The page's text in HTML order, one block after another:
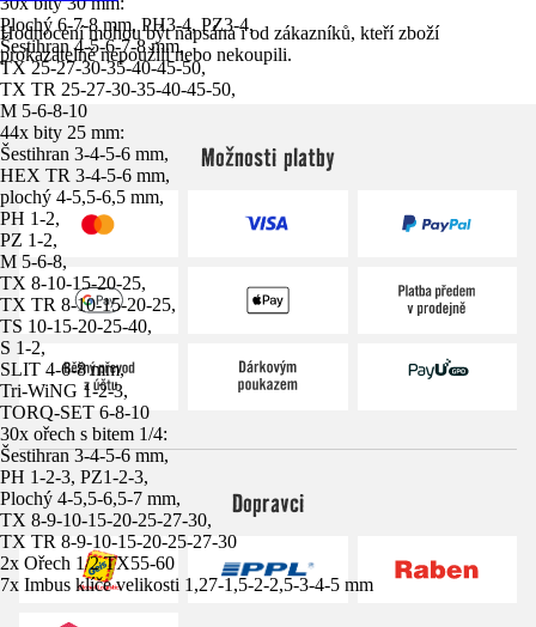
Plochý 6-7-8 mm, PH3-4, PZ3-4,
Šestihran 4-5-6-7-8 mm,
TX 25-27-30-35-40-45-50,
TX TR 25-27-30-35-40-45-50,
M 5-6-8-10
44x bity 25 mm:
Šestihran 3-4-5-6 mm,
HEX TR 3-4-5-6 mm,
plochý 4-5,5-6,5 mm,
PH 1-2,
PZ 1-2,
M 5-6-8,
TX 8-10-15-20-25,
TX TR 8-10-15-20-25,
TS 10-15-20-25-40,
S 1-2,
SLIT 4-6-8 mm,
Tri-WiNG 1-2-3,
TORQ-SET 6-8-10
30x ořech s bitem 1/4:
Šestihran 3-4-5-6 mm,
PH 1-2-3, PZ1-2-3,
Plochý 4-5,5-6,5-7 mm,
TX 8-9-10-15-20-25-27-30,
TX TR 8-9-10-15-20-25-27-30
2x Ořech 1/2 TX55-60
7x Imbus klíče velikosti 1,27-1,5-2-2,5-3-4-5 mm
Hodnocení mohou být napsána i od zákazníků, kteří zboží
prokazatelně nepoužili nebo nekoupili.
Možnosti platby
Dopravci